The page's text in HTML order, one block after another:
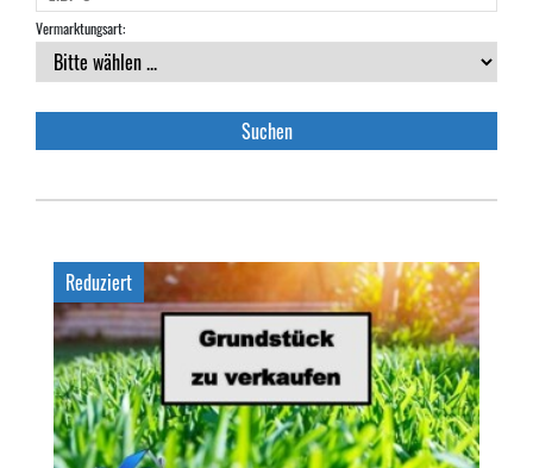
Vermarktungsart:
Reduziert